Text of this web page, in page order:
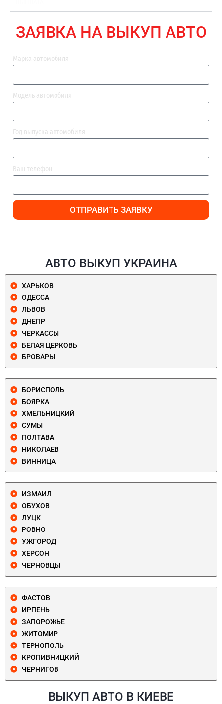
ЗАЯВКА НА ВЫКУП АВТО
Марка автомобиля
Модель автомобиля
Год выпуска автомобиля
Ваш телефон
ОТПРАВИТЬ ЗАЯВКУ
АВТО ВЫКУП УКРАИНА
ХАРЬКОВ
ОДЕССА
ЛЬВОВ
ДНЕПР
ЧЕРКАССЫ
БЕЛАЯ ЦЕРКОВЬ
БРОВАРЫ
БОРИСПОЛЬ
БОЯРКА
ХМЕЛЬНИЦКИЙ
СУМЫ
ПОЛТАВА
НИКОЛАЕВ
ВИННИЦА
ИЗМАИЛ
ОБУХОВ
ЛУЦК
РОВНО
УЖГОРОД
ХЕРСОН
ЧЕРНОВЦЫ
ФАСТОВ
ИРПЕНЬ
ЗАПОРОЖЬЕ
ЖИТОМИР
ТЕРНОПОЛЬ
КРОПИВНИЦКИЙ
ЧЕРНИГОВ
ВЫКУП АВТО В КИЕВЕ